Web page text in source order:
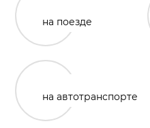
на поезде
на автотранспорте